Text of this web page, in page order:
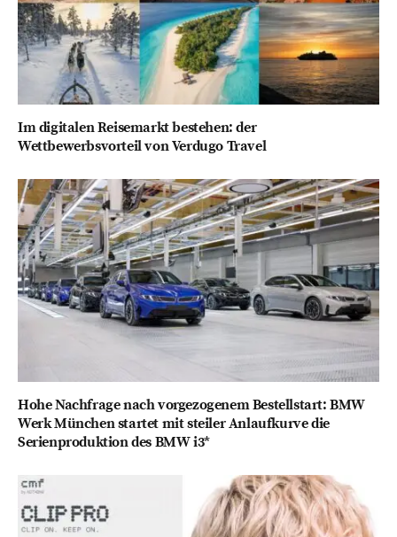
Im digitalen Reisemarkt bestehen: der
Wettbewerbsvorteil von Verdugo Travel
Hohe Nachfrage nach vorgezogenem Bestellstart: BMW
Werk München startet mit steiler Anlaufkurve die
Serienproduktion des BMW i3*